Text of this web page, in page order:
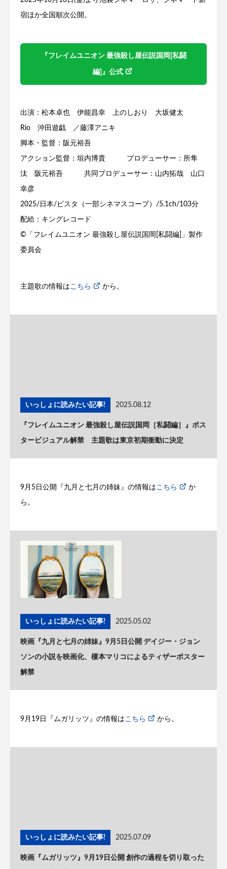
宿ほか全国順次公開。
『フレイムユニオン 最強殺し屋伝説国岡[私闘
編]』公式
出演：松本卓也 伊能昌幸 上のしおり 大坂健太
Rio 沖田遊戯 ／藤澤アニキ
脚本・監督：阪元裕吾
アクション監督：垣内博貴 プロデューサー：所隼
汰 阪元裕吾 共同プロデューサー：山内拓哉 山口
幸彦
2025/日本/ビスタ（一部シネマスコープ）/5.1ch/103分
配給：キングレコード
©「フレイムユニオン 最強殺し屋伝説国岡[私闘編]」製作
委員会
主題歌の情報は こちら から。
いっしょに読みたい記事! 2025.08.12
『フレイムユニオン 最強殺し屋伝説国岡［私闘編］』ポス
タービジュアル解禁 主題歌は東京初期衝動に決定
9月5日公開『九月と七月の姉妹』の情報はこちら か
ら。
いっしょに読みたい記事! 2025.05.02
映画『九月と七月の姉妹』9月5日公開 デイジー・ジョン
ソンの小説を映画化、榎本マリコによるティザーポスター
解禁
9月19日『ムガリッツ』の情報は こちら から。
いっしょに読みたい記事! 2025.07.09
映画『ムガリッツ』9月19日公開 創作の過程を切り取った